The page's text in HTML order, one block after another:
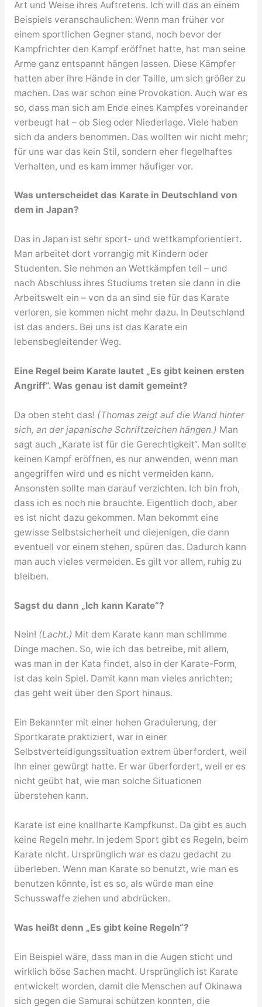
Art und Weise ihres Auftretens. Ich will das an einem
Beispiels veranschaulichen: Wenn man früher vor
einem sportlichen Gegner stand, noch bevor der
Kampfrichter den Kampf eröffnet hatte, hat man seine
Arme ganz entspannt hängen lassen. Diese Kämpfer
hatten aber ihre Hände in der Taille, um sich größer zu
machen. Das war schon eine Provokation. Auch war es
so, dass man sich am Ende eines Kampfes voreinander
verbeugt hat – ob Sieg oder Niederlage. Viele haben
sich da anders benommen. Das wollten wir nicht mehr;
für uns war das kein Stil, sondern eher flegelhaftes
Verhalten, und es kam immer häufiger vor.
Was unterscheidet das Karate in Deutschland von
dem in Japan?
Das in Japan ist sehr sport- und wettkampforientiert.
Man arbeitet dort vorrangig mit Kindern oder
Studenten. Sie nehmen an Wettkämpfen teil – und
nach Abschluss ihres Studiums treten sie dann in die
Arbeitswelt ein – von da an sind sie für das Karate
verloren, sie kommen nicht mehr dazu. In Deutschland
ist das anders. Bei uns ist das Karate ein
lebensbegleitender Weg.
Eine Regel beim Karate lautet „Es gibt keinen ersten
Angriff“. Was genau ist damit gemeint?
Da oben steht das! (Thomas zeigt auf die Wand hinter
sich, an der japanische Schriftzeichen hängen.) Man
sagt auch „Karate ist für die Gerechtigkeit“. Man sollte
keinen Kampf eröffnen, es nur anwenden, wenn man
angegriffen wird und es nicht vermeiden kann.
Ansonsten sollte man darauf verzichten. Ich bin froh,
dass ich es noch nie brauchte. Eigentlich doch, aber
es ist nicht dazu gekommen. Man bekommt eine
gewisse Selbstsicherheit und diejenigen, die dann
eventuell vor einem stehen, spüren das. Dadurch kann
man auch vieles vermeiden. Es gilt vor allem, ruhig zu
bleiben.
Sagst du dann „Ich kann Karate“?
Nein! (Lacht.) Mit dem Karate kann man schlimme
Dinge machen. So, wie ich das betreibe, mit allem,
was man in der Kata findet, also in der Karate-Form,
ist das kein Spiel. Damit kann man vieles anrichten;
das geht weit über den Sport hinaus.
Ein Bekannter mit einer hohen Graduierung, der
Sportkarate praktiziert, war in einer
Selbstverteidigungssituation extrem überfordert, weil
ihn einer gewürgt hatte. Er war überfordert, weil er es
nicht geübt hat, wie man solche Situationen
überstehen kann.
Karate ist eine knallharte Kampfkunst. Da gibt es auch
keine Regeln mehr. In jedem Sport gibt es Regeln, beim
Karate nicht. Ursprünglich war es dazu gedacht zu
überleben. Wenn man Karate so benutzt, wie man es
benutzen könnte, ist es so, als würde man eine
Schusswaffe ziehen und abdrücken.
Was heißt denn „Es gibt keine Regeln“?
Ein Beispiel wäre, dass man in die Augen sticht und
wirklich böse Sachen macht. Ursprünglich ist Karate
entwickelt worden, damit die Menschen auf Okinawa
sich gegen die Samurai schützen konnten, die